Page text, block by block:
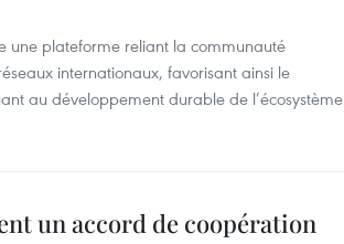
une plateforme reliant la communauté
internationaux, favorisant ainsi le
au développement durable de l’écosystème
un accord de coopération